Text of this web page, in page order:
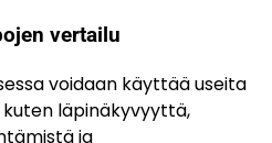
vertailu
voidaan käyttää useita
läpinäkyvyyttä,
ja